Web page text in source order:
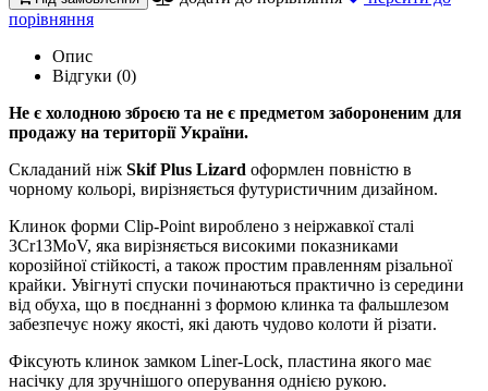
порівняння
Опис
Відгуки (0)
Не є холодною зброєю та не є предметом забороненим для
продажу на території України.
Складаний ніж Skif Plus Lizard оформлен повністю в
чорному кольорі, вирізняється футуристичним дизайном.
Клинок форми Clip-Point вироблено з неіржавкої сталі
3Cr13MoV, яка вирізняється високими показниками
корозійної стійкості, а також простим правленням різальної
крайки. Увігнуті спуски починаються практично із середини
від обуха, що в поєднанні з формою клинка та фальшлезом
забезпечує ножу якості, які дають чудово колоти й різати.
Фіксують клинок замком Liner-Lock, пластина якого має
насічку для зручнішого оперування однією рукою.